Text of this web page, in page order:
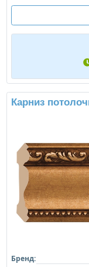
Карниз
Бренд: